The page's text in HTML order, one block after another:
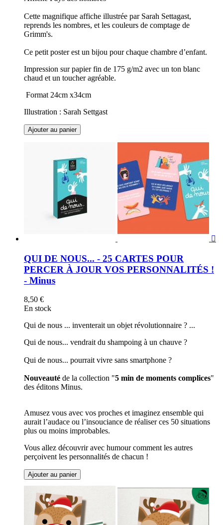
Cette magnifique affiche illustrée par Sarah Settagast,
reprends les nombres, et les couleurs de comptage de
Grimm's.
Ce petit poster est un bijou pour chaque chambre d’enfant.
Impression sur papier fin de 175 g/m2 avec un ton blanc
chaud et un toucher agréable.
Format 24cm x34cm
Illustration : Sarah Settgast
Ajouter au panier

QUI DE NOUS... - 25 CARTES POUR
PERCER À JOUR VOS PERSONNALITÉS !
- Minus
8,50 €
En stock
Qui de nous ... inventerait un objet révolutionnaire ? ...
Qui de nous... vendrait du shampoing à un chauve ?
Qui de nous... pourrait vivre sans smartphone ?
Nouveauté de la collection "5 min de moments complices"
des éditons Minus.
Amusez vous avec vos proches et imaginez ensemble qui
aurait l’audace ou l’insouciance de réaliser ces 50 situations
plus ou moins improbables.
Vous allez découvrir avec humour comment les autres
perçoivent les personnalités de chacun !
Ajouter au panier